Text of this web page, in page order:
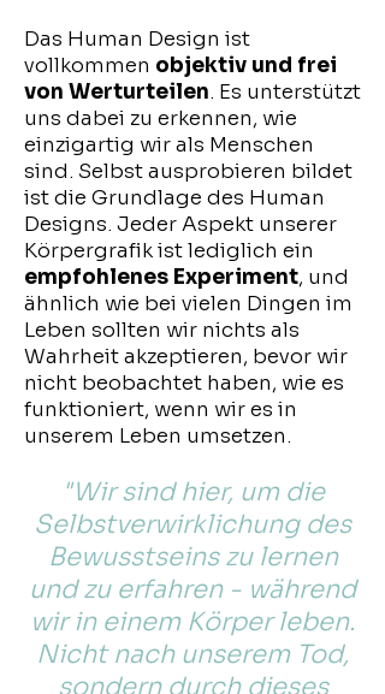
Das Human Design ist
vollkommen objektiv und frei
von Werturteilen. Es unterstützt
uns dabei zu erkennen, wie
einzigartig wir als Menschen
sind. Selbst ausprobieren bildet
ist die Grundlage des Human
Designs. Jeder Aspekt unserer
Körpergrafik ist lediglich ein
empfohlenes Experiment, und
ähnlich wie bei vielen Dingen im
Leben sollten wir nichts als
Wahrheit akzeptieren, bevor wir
nicht beobachtet haben, wie es
funktioniert, wenn wir es in
unserem Leben umsetzen.
"Wir sind hier, um die
Selbstverwirklichung des
Bewusstseins zu lernen
und zu erfahren - während
wir in einem Körper leben.
Nicht nach unserem Tod,
sondern durch dieses